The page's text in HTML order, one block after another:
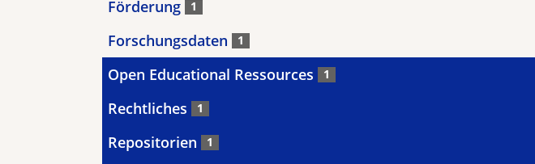
Förderung 1
Forschungsdaten 1
Open Educational Ressources 1
Rechtliches 1
Repositorien 1